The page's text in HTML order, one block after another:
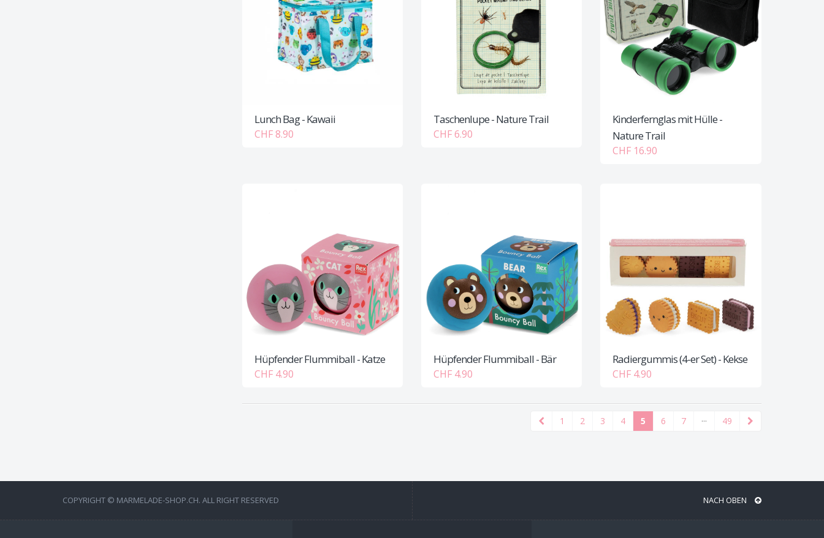
Lunch Bag - Kawaii
CHF 8.90
Taschenlupe - Nature Trail
CHF 6.90
Kinderfernglas mit Hülle -
Nature Trail
CHF 16.90
Hüpfender Flummiball - Katze
CHF 4.90
Hüpfender Flummiball - Bär
CHF 4.90
Radiergummis (4-er Set) - Kekse
CHF 4.90
1 2 3 4 5 6 7 ··· 49
COPYRIGHT © MARMELADE-SHOP.CH. ALL RIGHT RESERVED NACH OBEN